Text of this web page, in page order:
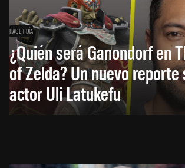
HACE 1 DÍA
¿Quién será Ganondorf en
of Zelda? Un nuevo reporte
actor Uli Latukefu